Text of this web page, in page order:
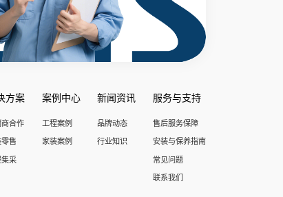
方案
商合作
零售
集采
案例中心
工程案例
家装案例
新闻资讯
品牌动态
行业知识
服务与支持
售后服务保障
安装与保养指南
常见问题
联系我们